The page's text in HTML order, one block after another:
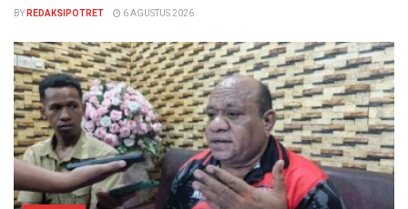
BYREDAKSIPOTRET 6 AGUSTUS 2026